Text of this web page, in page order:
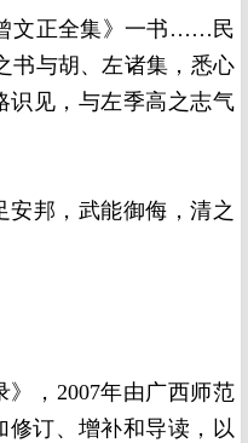
文正全集》一书……民
书与胡、左诸集，悉心
识见，与左季高之志气
安邦，武能御侮，清之
，2007年由广西师范
修订、增补和导读，以